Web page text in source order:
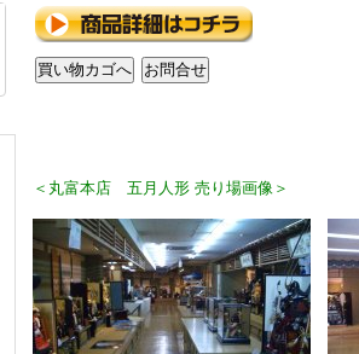
＜丸富本店 五月人形 売り場画像＞